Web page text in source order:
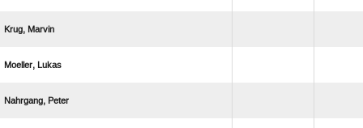
 
 
 